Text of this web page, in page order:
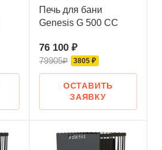
Печь для бани
Genesis G 500 СС
76 100 ₽
79905₽ 3805 ₽
ОСТАВИТЬ
ЗАЯВКУ